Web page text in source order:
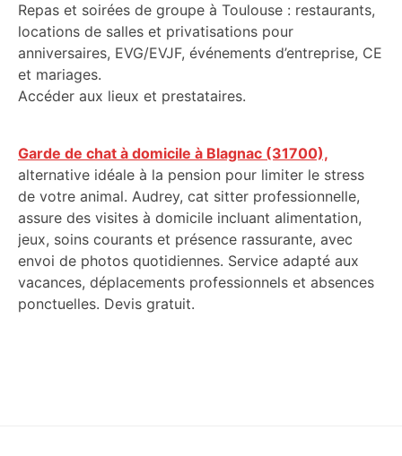
Repas et soirées de groupe à Toulouse : restaurants,
locations de salles et privatisations pour
anniversaires, EVG/EVJF, événements d’entreprise, CE
et mariages.
Accéder aux lieux et prestataires.
Garde de chat à domicile à Blagnac (31700),
alternative idéale à la pension pour limiter le stress
de votre animal. Audrey, cat sitter professionnelle,
assure des visites à domicile incluant alimentation,
jeux, soins courants et présence rassurante, avec
envoi de photos quotidiennes. Service adapté aux
vacances, déplacements professionnels et absences
ponctuelles. Devis gratuit.